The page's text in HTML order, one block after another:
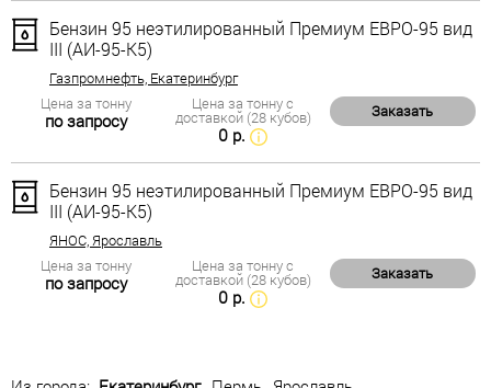
Бензин 95 неэтилированный Премиум ЕВРО-95 вид
III (АИ-95-К5)
Газпромнефть, Екатеринбург
Цена за тонну
по запросу
Цена за тонну с
доставкой (28 кубов)
0 р.
Заказать
Бензин 95 неэтилированный Премиум ЕВРО-95 вид
III (АИ-95-К5)
ЯНОС, Ярославль
Цена за тонну
по запросу
Цена за тонну с
доставкой (28 кубов)
0 р.
Заказать